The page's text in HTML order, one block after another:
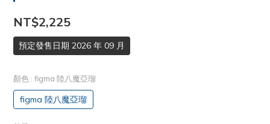
NT$2,225
預定發售日期 2026 年 09 月
顏色 : figma 陸八魔亞瑠
figma 陸八魔亞瑠